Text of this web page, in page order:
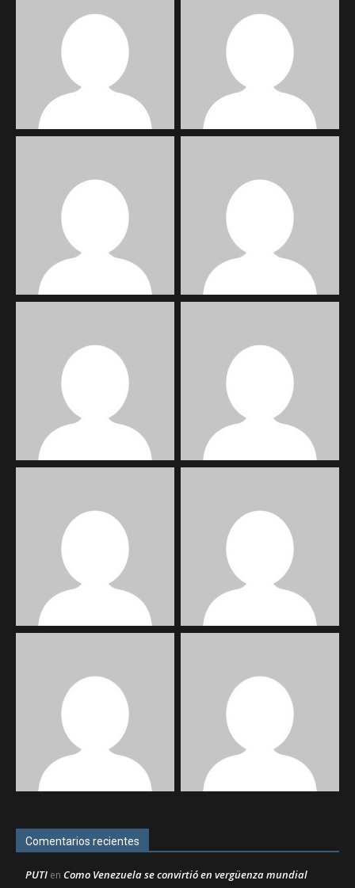
Comentarios recientes
PUTI en Como Venezuela se convirtió en vergüenza mundial